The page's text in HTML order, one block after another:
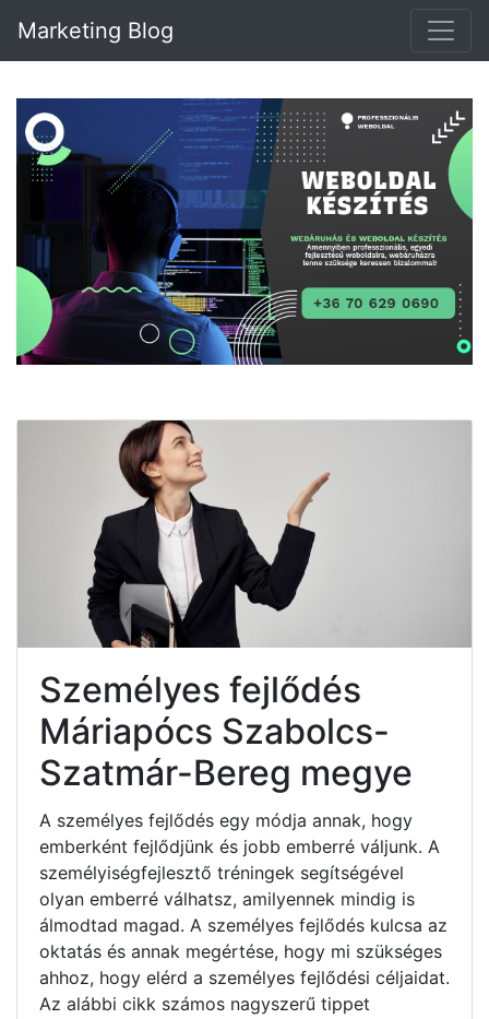
Marketing Blog
Személyes fejlődés
Máriapócs Szabolcs-
Szatmár-Bereg megye
A személyes fejlődés egy módja annak, hogy
emberként fejlődjünk és jobb emberré váljunk. A
személyiségfejlesztő tréningek segítségével
olyan emberré válhatsz, amilyennek mindig is
álmodtad magad. A személyes fejlődés kulcsa az
oktatás és annak megértése, hogy mi szükséges
ahhoz, hogy elérd a személyes fejlődési céljaidat.
Az alábbi cikk számos nagyszerű tippet